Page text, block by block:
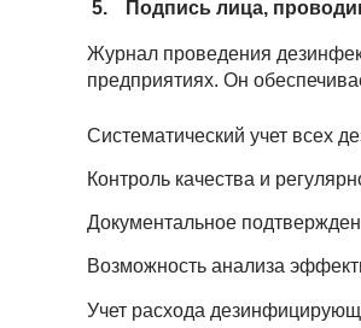
Подпись лица,
Журнал проведения
предприятиях. Он
Систематический учет всех
Контроль качества и
Документальное
Возможность анализа
Учет расхода